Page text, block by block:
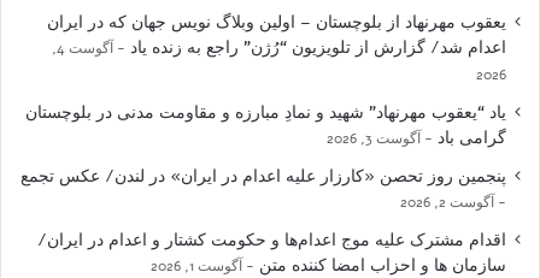
یعقوب مهرنهاد از بلوچستان – اولین وبلاگ نویس جهان که در ایران
اعدام شد/ گزارش از تلویزیون “رُژن” راجع به زنده یاد
آگوست 4,
2026
یاد “یعقوب مهرنهاد” شهید و نمادِ مبارزه و مقاومت مدنی در بلوچستان
گرامی باد
آگوست 3, 2026
پنجمین روز تحصن «کارزار علیه اعدام در ایران» در لندن/ عکس تجمع
آگوست 2, 2026
اقدام مشترک علیه موج اعدام‌ها و حکومت کشتار و اعدام در ایران/
سازمان ها و احزاب امضا کننده متن
آگوست 1, 2026